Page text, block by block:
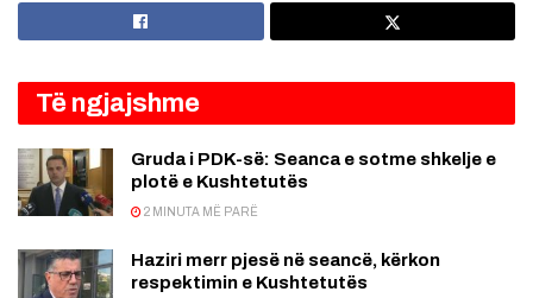
Të ngjajshme
Gruda i PDK-së: Seanca e sotme shkelje e
plotë e Kushtetutës
2 MINUTA MË PARË
Haziri merr pjesë në seancë, kërkon
respektimin e Kushtetutës